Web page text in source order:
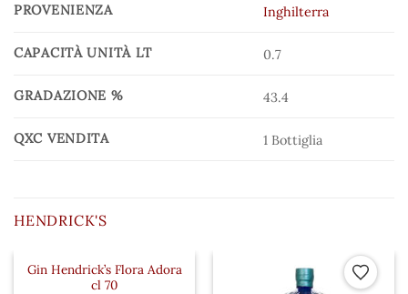
PROVENIENZA Inghilterra
CAPACITÀ UNITÀ LT 0.7
GRADAZIONE % 43.4
QXC VENDITA 1 Bottiglia
HENDRICK'S
Aggiungi ai preferiti
Gin Hendrick’s Flora Adora
cl 70
ai preferiti